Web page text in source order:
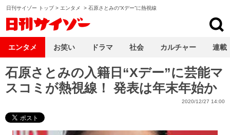
日刊サイゾー トップ> エンタメ > 石原さとみの“Xデー”に熱視線
石原さとみの入籍日“Xデー”に芸能マ
スコミが熱視線！ 発表は年末年始か
2020/12/27 14:00
エンタメ お笑い ドラマ 社会 カルチャー 連載